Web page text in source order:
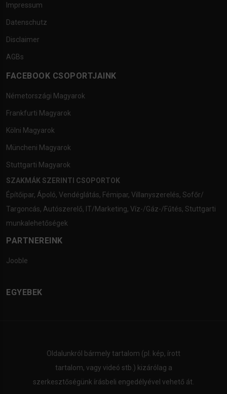
Impressum
Datenschutz
Disclaimer
AGBs
FACEBOOK CSOPORTJAINK
Németországi Magyarok
Frankfurti Magyarok
Kölni Magyarok
Müncheni Magyarok
Stuttgarti Magyarok
SZAKMÁK SZERINTI CSOPORTOK
Építőipar, Ápoló, Vendéglátás, Fémipar, Villanyszerelés, Sofőr/
Targoncás, Autószerelő, IT/Marketing, Víz-/Gáz-/Fűtés, Stuttgarti
munkalehetőségek
PARTNEREINK
Jooble
EGYEBEK
Oldalunkról bármely tartalom (pl. kép, írott
tartalom, vagy videó stb.) kizárólag a
szerkesztőségünk írásbeli engedélyével vehető át.